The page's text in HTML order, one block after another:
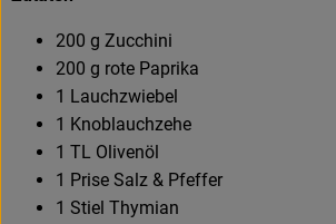
200 g Zucchini
200 g rote Paprika
1 Lauchzwiebel
1 Knoblauchzehe
1 TL Olivenöl
1 Prise Salz & Pfeffer
1 Stiel Thymian